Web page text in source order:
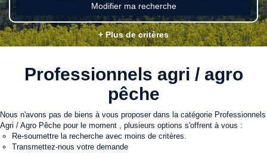
Modifier ma recherche
+ Plus de critères
Professionnels agri / agro
pêche
Nous n'avons pas de biens à vous proposer dans la catégorie Professionnels
Agri / Agro Pêche pour le moment , plusieurs options s'offrent à vous :
Re-soumettre la recherche avec moins de critères.
Transmettez-nous votre demande